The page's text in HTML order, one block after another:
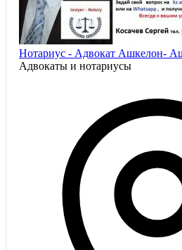
Нотариус - Адвокат Ашкелон-
Адвокаты и нoтариусы